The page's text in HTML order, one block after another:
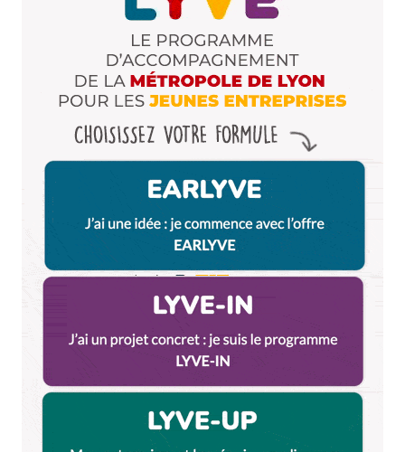
Enregistrer mon nom, mon e-mail et mon site dans le
Et bim !